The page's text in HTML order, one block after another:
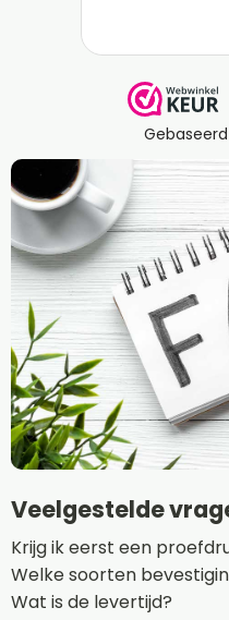
Veelgestelde
Krijg ik eerst een
Welke soorten
Wat is de levertijd?